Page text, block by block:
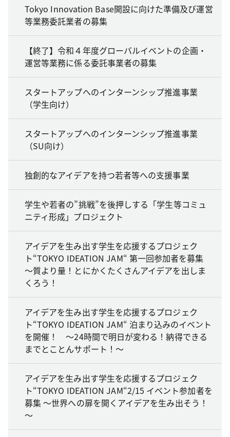
Tokyo Innovation Base開設に向けた準備及び運営
等業務委託業者の募集
【終了】令和４年度グローバルイベントの企画・
運営等業務に係る委託事業者の募集
スタートアップへのインターンシップ推進事業
（学生向け）
スタートアップへのインターンシップ推進事業
（SU向け）
独創的なアイデアを持つ若者等への支援事業
学生や若者の”挑戦”を後押しする「学生等コミュ
ニティ形成」プロジェクト
アイデアを生み出す学生を応援するプロジェク
ト“TOKYO IDEATION JAM“ 第一回参加者を募集
～質より量！とにかくたくさんアイデアを出しま
くろう！
アイデアを生み出す学生を応援するプロジェク
ト“TOKYO IDEATION JAM“ 泊まり込みのイベント
を開催！ ～24時間で明日が変わる！納得できる
までとことんサポート！～
アイデアを生み出す学生を応援するプロジェク
ト“TOKYO IDEATION JAM“2/15 イベント参加者を
募集 ～世界への扉を開くアイデアを生み出そう！
～